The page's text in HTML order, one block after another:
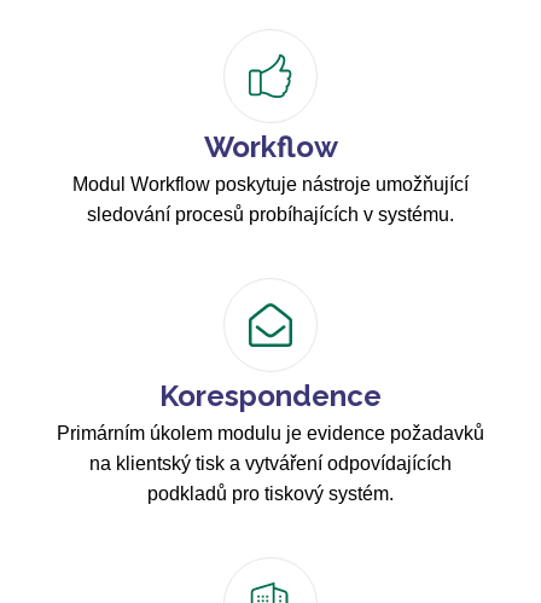
Workflow
Modul Workflow poskytuje nástroje umožňující
sledování procesů probíhajících v systému.
Korespondence
Primárním úkolem modulu je evidence požadavků
na klientský tisk a vytváření odpovídajících
podkladů pro tiskový systém.